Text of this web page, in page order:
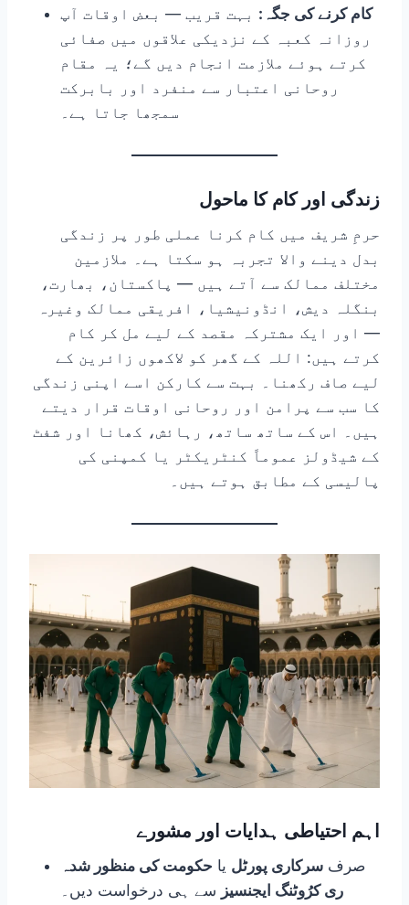
کام کرنے کی جگہ: بہت قریب — بعض اوقات آپ
روزانہ کعبہ کے نزدیکی علاقوں میں صفائی
کرتے ہوئے ملازمت انجام دیں گے؛ یہ مقام
روحانی اعتبار سے منفرد اور بابرکت
سمجھا جاتا ہے۔
زندگی اور کام کا ماحول
حرمِ شریف میں کام کرنا عملی طور پر زندگی
بدل دینے والا تجربہ ہو سکتا ہے۔ ملازمین
مختلف ممالک سے آتے ہیں — پاکستان، بھارت،
بنگلہ دیش، انڈونیشیا، افریقی ممالک وغیرہ
— اور ایک مشترکہ مقصد کے لیے مل کر کام
کرتے ہیں: اللہ کے گھر کو لاکھوں زائرین کے
لیے صاف رکھنا۔ بہت سے کارکن اسے اپنی زندگی
کا سب سے پرامن اور روحانی اوقات قرار دیتے
ہیں۔ اس کے ساتھ ساتھ، رہائش، کھانا اور شفٹ
کے شیڈولز عموماً کنٹریکٹر یا کمپنی کی
پالیسی کے مطابق ہوتے ہیں۔
اہم احتیاطی ہدایات اور مشورے
صرف سرکاری پورٹل یا حکومت کی منظور شدہ
ری کرُوٹنگ ایجنسیز سے ہی درخواست دیں۔